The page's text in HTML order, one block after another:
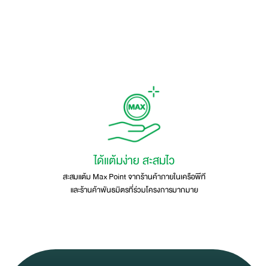
ได้แต้มง่าย สะสมไว
สะสมแต้ม Max Point จากร้านค้าภายในเครือพีที
และร้านค้าพันธมิตรที่ร่วมโครงการมากมาย